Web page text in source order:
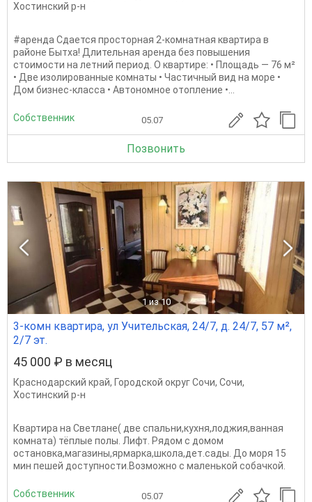
Хостинский р-н
#аренда Сдается просторная 2-комнатная квартира в
районе Бытха! Длительная аренда без повышения
стоимости на летний период. О квартире: • Площадь — 76 м²
• Две изолированные комнаты • Частичный вид на море •
Дом бизнес-класса • Автономное отопление •...
Собственник 05.07
Позвонить
1 из 10
3-комн квартира, ул Учительская, 24/7, д. 24/7, 57 м²,
2/7 эт.
45 000 ₽ в месяц
Краснодарский край, Городской округ Сочи, Сочи,
Хостинский р-н
Квартира на Светлане( две спальни,кухня,лоджия,ванная
комната) тёплые полы. Лифт. Рядом с домом
остановка,магазины,ярмарка,школа,дет.сады. До моря 15
мин пешей доступности.Возможно с маленькой собачкой.
Собственник 05.07